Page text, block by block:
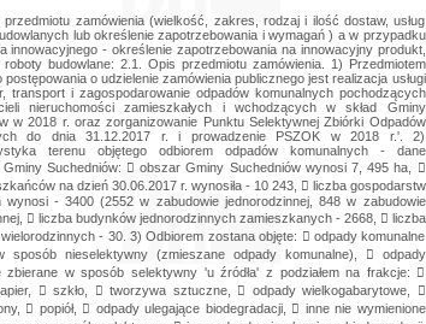
 odpady wielkogabarytowe,  zuzyte opony,  popiół,  odpady ulegające biodegradacji,  inne nie wymienione frakcje zbierane w sposób selektywny,  inne odpady nie ulegające biodegradacji. 4) Szacunkowa łączna ilość odpadów komunalnych mającycyh zostać odebranych, przetransportowanych i zagospodarowanych z terenu Gminy Suchedniów wynosi: 1 048,30 Mg z podziałem na następujące frakcje: Tabela nr 1 - szacunkowa łączna ilość odpadów komunalnych przewidziana do odbioru i zagospodarowania L.p. Frakcje Zabudowa jedno i wielorodzinna PSZOK Razem w (Mg) 1. Zmieszane odpady komunalne 783,26 - 783,26 2. Papier, tektura 8,64 0,15 8,79 3. Tworzywa sztuczne 117,94 0,14 118,08 4. Szkło 61,73 0,49 62,22 5. Odpady wielkogabarytowe 5,44 3,73 9,17 6. Zuzyte opony 9,75 0,94 10,69 7. Popiół 42,8 - 42,8 8. Odpady ulegające biodegradacji 9,3 1,01 10,31 9. Leki inne (przeterminowane) 0,07 - 0,07 10. Baterie i akumulatory - - - 11. Zużyte urządzenia elektryczne zawierające niebezpieczne składniki - 1,41 1,41 12. Inne zużyte urządzenia elektryczne - 1,49 1,49 13. Inne nie wymienione frakcje zbierane selektywnie - - - 14. Chemikalia - 0,01 0,01 Razem 1 038,93 9,37 1 048,30 Uwaga: Zestawienie ilości odebranych odpadów komunalnych wyliczona została na podstawie dokumentów przekazania odpadów oraz na podstawie informacji o odebranych odpadach za okres ostatnich 12 m - cypoprzedzających wszczęcie niniejszego postępowania i służą do oszacowania wartości zamówienia i zakresu zamówienia. Podane dane należy traktować jako szacunkowe. Wykonawcy nie przysługuje prawo do dodatkowego wynagrodzenia lub odszkodowania za osiągnięcie innych wielkości. Ilość odpadów wytworzonych na terenie Gminy Suchedniów i dostarczonych do PSZOK nie jest zależna od Zamawiającego. Ustalone ilości mogą ulec zmianie w trakcie trwania realizacji zamówienia. 2.2. Zakres rzeczowy przedmiotu zamówienia: Odbiór odpadów komunalnych odbywać się ma według następujących zasad: 1) ZABUDOWA JEDNORODZINNA - na terenie zabudowy jednorodzinnej obowiązywał będzie system mieszany, workowo - pojemnikowy zbiórki odpadów komunalnych: a) zmieszane odpady komunalne - gromadzone będą w pojemnikach w kolorze czarnym (lub z napisem 'odpady zmieszane') o pojemności minimum 120 l, a w przypadku ich braku w workach.  Pojemniki i worki zapewnia właściciel nieruchomości. b) odpady komunalne zbierane w sposób selektywny będą gromadzone w pojemnikach lub workach w następujących kolorach: Kolor pojemnika/worka Rodzaj odpadu Pojemność pojemnika/worka Żółty (lub z napisem 'metale i tworzywa sztuczne' Odpady opakowaniowe z tworzyw sztucznych 120 l Worki zapewnia i dostarcza Wykonawca usługi. Biały (lub z napisem 'szkło bezbarwne') Opakowania szklane bezbarwne. 120 l Worki zapewnia i dostarcza Wykonawca usługi. Zielony (lub z napisem 'szkło kolorowe') Opakowania szklane kolorowe 120 l Worki zapewnia i dostarcza Wykonawca usługi. Niebieski (lub z napisem 'papier') Opakowania z papieru i makulatura 120 l Worki zapewnia i dostarcza Wykonawca usługi. Brązowy (lub z napisem 'bio') Odpady ulegające biodegradacjiw tym odpady zielone 120 l Worki zapewnia i dostarcza Wykonawca usługi. Pojemnik metalowy Popiół 120 l Pojemnik zapewnia właściciel nieruchomości. c) opony, d) odpady wielkogabarytowe, e) zużyty sprzęt elektryczny i elektroniczny  Częstotliwość odbioru przez Wykonawcę odpadów zebranych selektywnie i odpadów zmieszanych reguluje harmonogram stanowiący załącznik nr 9 do SIWZ.  Odbiór odpadów odbywał się będzie sprzed posesji.  Odpady budowlane - odpłatnie jak w PSZOK. 2) ZABUDOWA WIELORODZINNA - na terenie zabudowy wielorodzinnej obowiązywał będzie system pojemnikowy. a) Zmieszane odpady komunalne - gromadzone będą w pojemnikach w kolorze czarnym (lub z napisem 'odpady zmieszane') w ilości 40 szt. o pojemności 1100 l. Pojemniki zostaną ustawione w 10 altankach lub w miejscach utwardzonych obok altanek. Zgodnie z wykazem altanek stanowiącym załącznik nr 10 do SIWZ.  Częstotliwość wywozu dwa razy w tygodniu (wtorek i piątek).  Pojemniki zapewnia i dostarcza na czas wykonywania usługi Wykonawca usługi. b) Selektywnie zbierane odpady komunalne - na terenie zabudowy wielorodzinnej selektywna zbiórka odpadów będzie odbywać się do specjalistycznych pojemników, zgodnie z poniższym zestawieniem: Kolor pojemnika Przeznaczenie pojemnika Pojemność pojemnika Liczba pojemników, które ma zapewnić i dostarczyć Wykonawca usługi Częstotliwość wywozu Biały (lub oznaczony napisem 'szkło bezbarwne') Pojemnik na szkło bezbarwne 1100 l 10 szt. (1 do każdej altany zgodnie z załącznikiem nr 10 do SIWZ) 2 razy w miesiącu - drugi i ostatni roboczy czwartek Zielony (lub oznaczony napisem 'szkło kolorowe') Pojemnik na szkło kolorowe 1100 l 10 szt. (1 do każdej altany zgodnie z załącznikiem nr 10 do SIWZ) 2 razy w miesiącu -drugi i ostatni roboczy czwartek Niebieski (lub oznaczony napisem 'papier') Pojemnik na papier 1100 l 10 szt. (1 do każdej altany zgodnie z załącznikiem nr 10 do SIWZ) 1 raz w miesiącu - ostatni roboczy wtorek Żółty (lub oznaczony napisem 'metale i tworzywa sztuczne') Pojemnik na tworzywa sztuczne 1100 l 20 szt. (2 do każdej altany zgodnie z załącznikiem nr 10 do SIWZ) 3 razy w miesiącu - pierwszy, trzeci i ostatni roboczy piątek Brązowy (lub oznaczony napisem 'bio') Pojemnik na odpady zielone 1100 l 10 szt. (1 do każdej altany zgodnie z załącznikiem nr 10 do SIWZ) 2 razy w tygodniu - wtorek i piatek w okresie od kwietnia do listopada. c) opony - ostatni roboczy czwartek kwietnia i listopada, d) odpady wielkogabarytowe - dwa razy w roku zgodnie z harmonogramem wywozu odpadów (załącznik nr 9 do SIWZ), e) odpady budowlane - odpłatnie jak w PSZOK. Uwaga: Gospodarka odpadami budowlanymi nie jest przedmiotem niniejszego zamówienia. 3) ZORGANIZOWANIE I PROWADZENIE PUNKTU SELEKTYWNEJ ZBIÓRKI ODPADÓW KOMUNALNYCH. a) PSZOK jest elementem uzupełniającym system selektywnego zbierania odpadów komunalnych. Do punktu mieszkańcy we własnym zakresie mogą oddawać odpady wymienione w art. 3 ust. 2 pkt 6 ustawy o utrzymaniu czystości i porządku w gminach z dnia 13 września 1996 r. (przeterminowane leki i chemikalia, zużyte baterie i akumulatory, zuzyty sprzęt elektryczny i elektroniczny, meble i inne odpady wielkogabarytowe, zużyte opony, odpady zielone oraz odpady budowlane i rozbiórkowe stanowiące odpady komunalne okreslone w przepisach wydanych na podstawie art. 4 a ww. ustawy. Do PSZOK mogą być oddawane także przez włascicieli nieruchomości i mieszkańców budynków wielorodzinnych odpady budowlane odpłatnie, zgodnie z regulaminem obowiązującym w okresie jego prowadzenia. Gospodarka odpadami budowlanymi nie jest przedmiotem niniejszego postępowania o udzielenie zamówienia publicznego, w związku z powyższym Gmina Suchedniów nie będzie ponosić kosztów wywozu i utylizacji tych odpadów. Szacunkowe ilości odpadów dostarczane do PSZOK zawiera Tabela nr 1 w punkcie 2.1. SIWZ. b) Obowiązki Wykonawcy w zakresie prowadzenia Punktu Selektywnego Zbierania Odpadów Komunalnych od właścicieli nieruchomości, na których zamieszkują mieszkańcy:  odpowiedzialność za transport do instalacji przetwarzania oraz za organizację zagospodarowania zebranych odpadów, zgodnie z obowiązującymi przepisami,  prowadzenie na bieżąco ilościowej i jakościowej ewidencji odpadów wymienionych powyżej dostarczonych przez mieszkańców Gminy Suchedniów zgodnie z katalogiem odpadów,  zorganizowanie PSZOK na terenie Gminy Suchedniów do dnia 31.12.2017 r.,  zapewnienie obsługi obiektu i następującego czasu działania punktu - PSZOK powinien funkcjonować od 01.01.2018 r. aż do 31.12.2018 r. i powinien być czynny minimum dwa razy w tygodniu, w tym w sobotę, w godzinach od 10:00 do 14:00,  utrzymywanie czystości i porządku na tereni PSZOK, w zimie odśnieżanie, zapobieganie śliskim chodnikom,  zapewnienie kontaktu telefonicznego z obsługą PSZOK (dla mieszkańców Gminy Suchedniów w godzinach otwarcia, dla Zamawiającego także poza godzianmi otwarcia PSZOK),  przed otwarciem PSZOK Wykonawca jest zobowiązany do opracowania Regulaminu jego działania i przedstawieniu go do akceptacji Zamawiającemu,  w ciągu 14 dni od dnia rozpoczęcia funkcjonowania PSZOK, wykonawca zobowiązany jest zamonotować na jego terenie monitoring wraz z możliwością przewchowywania i odtwarzania danych,  Wykonawca jest zobowiązany w trakcie trwania realizacji zamówienia do umożliwienia wstępu na teren PSZOK zorganizowanych grup (dzieci, młodzieży, dorosłych) oraz przygotować do prezentacji jego funkcjonowania i udostępnienia materiałów informacyjno - edykacyjnych z zakresu gospodarki odpadami przygotowanych i dostarczonych przez Zamawiającego, a nie wymagających potwierdzenia odbioru